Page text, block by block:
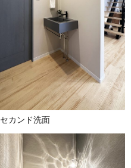
セカンド洗面